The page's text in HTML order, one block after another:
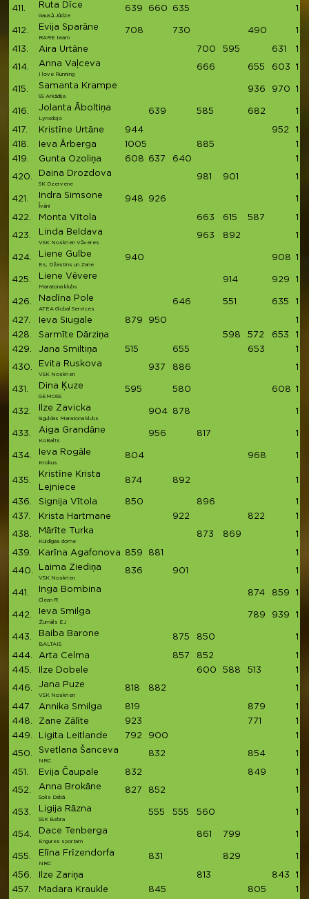
411. Ruta Dīce
Gausā Jūdze
639 660 635
412. Evija Sparāne
RARE team
708 730 490
413. Aira Urtāne 700 595 631
414. Anna Vaļceva
I love Running
666 655 603
415. Samanta Krampe
SS Arkādija
936 970
416. Jolanta Āboltiņa
Lynxdojo
639 585 682
417. Kristīne Urtāne 944 952
418.
Ieva Ārberga 1005 885
419.
Gunta Ozoliņa 608 637 640
420. Daina Drozdova
SK Dzervene
981 901
421. Indra Simsone
Īvāni
948 926
422. Monta Vītola 663 615 587
423. Linda Beldava
VSK Noskrien Vāveres
963 892
424. Liene Gulbe
Es, Džastins un Zane
940 908
425. Liene Vēvere
Maratona klubs
914 929
426. Nadīna Pole
ATEA Global Services
646 551 635
427. Ieva Siugale 879 950
428.
Sarmīte Dārziņa 598 572 653
429.
Jana Smiltiņa 515 655 653
430. Evita Ruskova
VSK Noskrien
937 886
431. Dina Ķuze
GEMOSS
595 580 608
432. Ilze Zavicka
Siguldas Maratona klubs
904 878
433. Aiga Grandāne
KoBalts
956 817
434. Ieva Rogāle
Krokus
804 968
435.
Kristīne Krista
Lejniece
874 892
436. Signija Vītola 850 896
437.
Krista Hartmane 922 822
438. Mārīte Turka
Kuldīgas dome
873 869
439. Karīna Agafonova 859 881
440. Laima Ziediņa
VSK Noskrien
836 901
441. Inga Bombina
Clean R
874 859
442. Ieva Smilga
Žurnāls EJ
789 939
443. Baiba Barone
BALTAIS
875 850
444. Arta Celma 857 852
445.
Ilze Dobele 600 588 513
446. Jana Puze
VSK Noskrien
818 882
447. Annika Smilga 819 879
448.
Zane Zālīte 923 771
449.
Ligita Leitlande 792 900
450. Svetlana Šanceva
NRC
832 854
451. Evija Čaupale 832 849
452. Anna Brokāne
Solis Dabā
827 852
453. Ligija Rāzna
SSK Bebra
555 555 560
454. Dace Tenberga
Engures sportam
861 799
455. Elīna Frīzendorfa
NRC
831 829
456. Ilze Zariņa 813 843
457.
Madara Kraukle 845 805